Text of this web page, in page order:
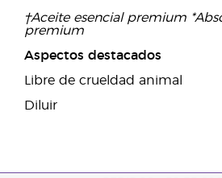
†Aceite esencial premium
premium
Aspectos destacados
Libre de crueldad animal
Diluir